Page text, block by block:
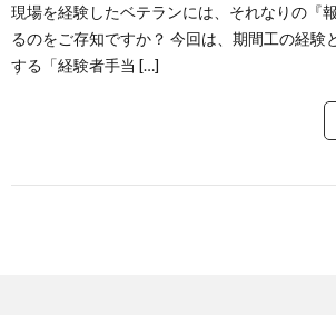
現場を経験したベテランには、それなりの『
るのをご存知ですか？ 今回は、期間工の経験
する「経験者手当 […]